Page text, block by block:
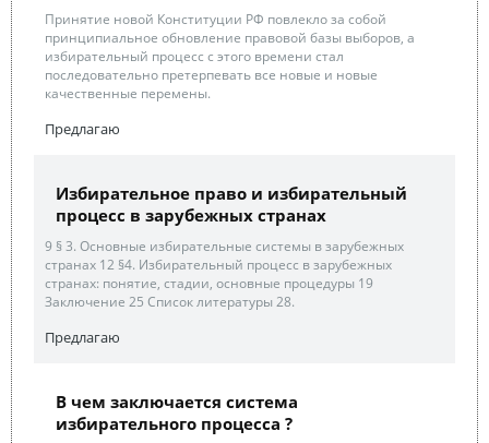
Принятие новой Конституции РФ повлекло за собой
принципиальное обновление правовой базы выборов, а
избирательный процесс с этого времени стал
последовательно претерпевать все новые и новые
качественные перемены.
Предлагаю
Избирательное право и избирательный
процесс в зарубежных странах
9 § 3. Основные избирательные системы в зарубежных
странах 12 §4. Избирательный процесс в зарубежных
странах: понятие, стадии, основные процедуры 19
Заключение 25 Список литературы 28.
Предлагаю
В чем заключается система
избирательного процесса ?